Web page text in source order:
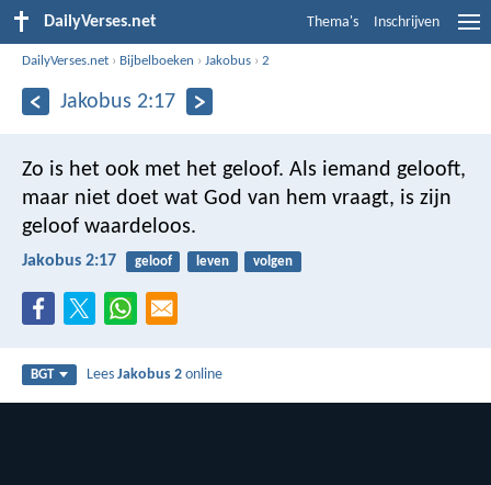
DailyVerses.net Thema's Inschrijven
DailyVerses.net › Bijbelboeken ›Jakobus ›2
Jakobus 2:17
Zo is het ook met het geloof. Als iemand gelooft,
maar niet doet wat God van hem vraagt, is zijn
geloof waardeloos.
Jakobus 2:17 geloof leven volgen
BGT LeesJakobus 2 online